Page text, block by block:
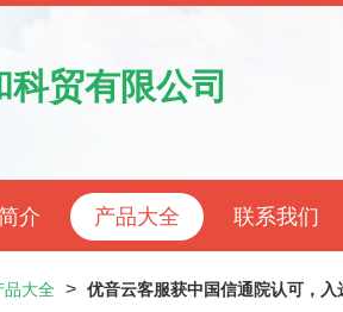
贸有限公司
介 产品大全 联系我们
品大全 > 优音云客服获中国信通院认可，